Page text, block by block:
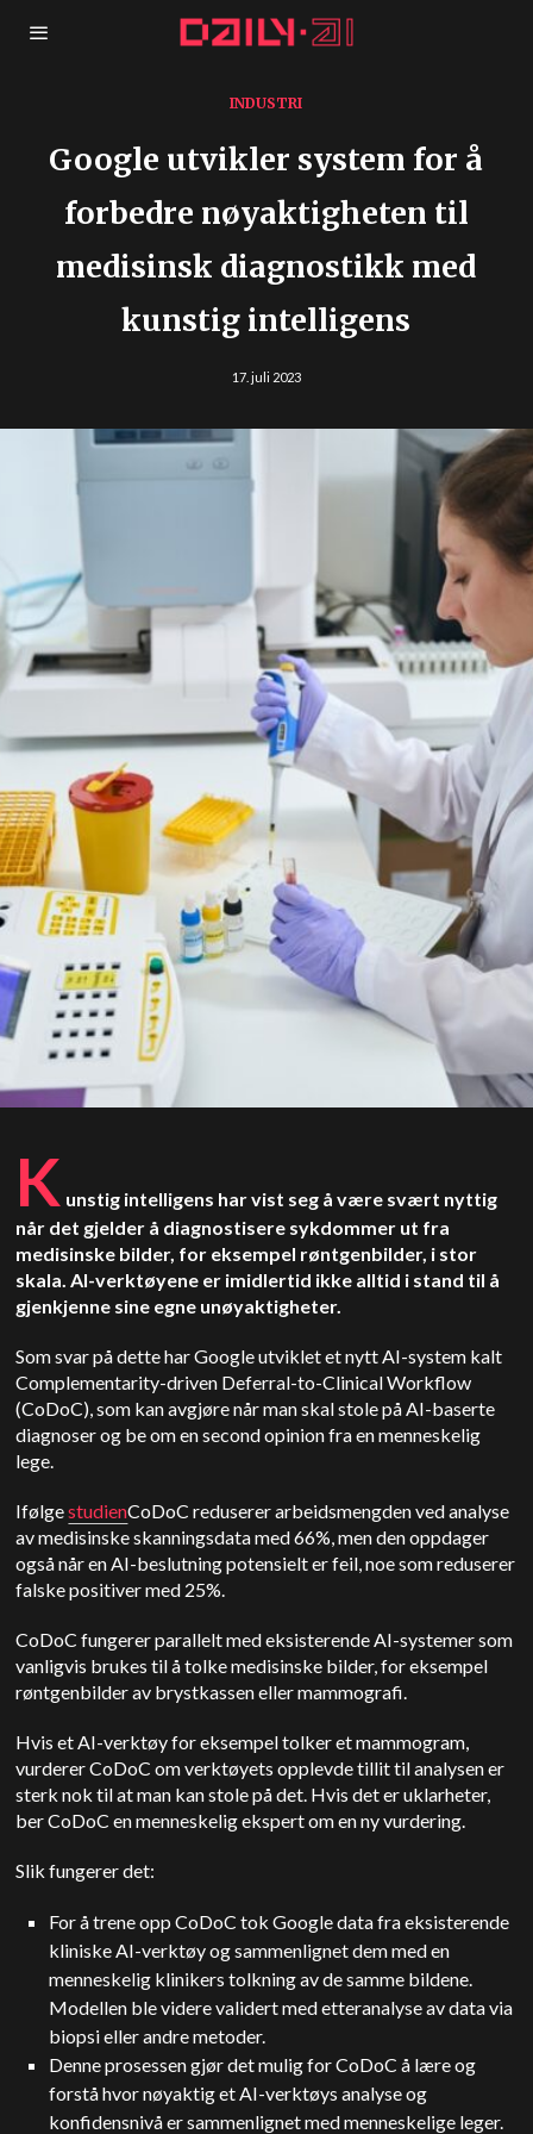
INDUSTRI
Google utvikler system for å
forbedre nøyaktigheten til
medisinsk diagnostikk med
kunstig intelligens
17. juli 2023
K unstig intelligens har vist seg å være svært nyttig
når det gjelder å diagnostisere sykdommer ut fra
medisinske bilder, for eksempel røntgenbilder, i stor
skala. AI-verktøyene er imidlertid ikke alltid i stand til å
gjenkjenne sine egne unøyaktigheter.
Som svar på dette har Google utviklet et nytt AI-system kalt
Complementarity-driven Deferral-to-Clinical Workflow
(CoDoC), som kan avgjøre når man skal stole på AI-baserte
diagnoser og be om en second opinion fra en menneskelig
lege.
IfølgestudienCoDoC reduserer arbeidsmengden ved analyse
av medisinske skanningsdata med 66%, men den oppdager
også når en AI-beslutning potensielt er feil, noe som reduserer
falske positiver med 25%.
CoDoC fungerer parallelt med eksisterende AI-systemer som
vanligvis brukes til å tolke medisinske bilder, for eksempel
røntgenbilder av brystkassen eller mammografi.
Hvis et AI-verktøy for eksempel tolker et mammogram,
vurderer CoDoC om verktøyets opplevde tillit til analysen er
sterk nok til at man kan stole på det. Hvis det er uklarheter,
ber CoDoC en menneskelig ekspert om en ny vurdering.
Slik fungerer det:
For å trene opp CoDoC tok Google data fra eksisterende
kliniske AI-verktøy og sammenlignet dem med en
menneskelig klinikers tolkning av de samme bildene.
Modellen ble videre validert med etteranalyse av data via
biopsi eller andre metoder.
Denne prosessen gjør det mulig for CoDoC å lære og
forstå hvor nøyaktig et AI-verktøys analyse og
konfidensnivå er sammenlignet med menneskelige leger.